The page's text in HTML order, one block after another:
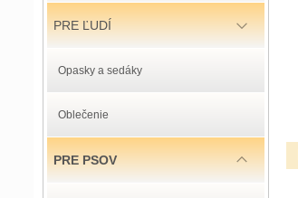
PRE ĽUDÍ
Opasky a sedáky
Oblečenie
PRE PSOV